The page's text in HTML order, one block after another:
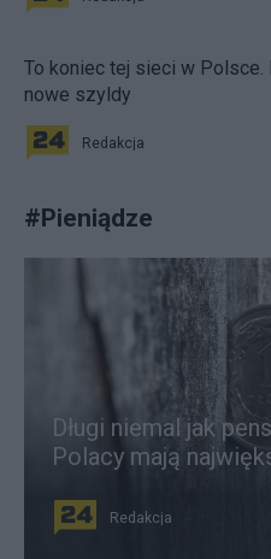
To koniec tej sieci w Polsce.
nowe szyldy
Redakcja
#Pieniądze
Długi niemal jak
Polacy mają
Redakcja